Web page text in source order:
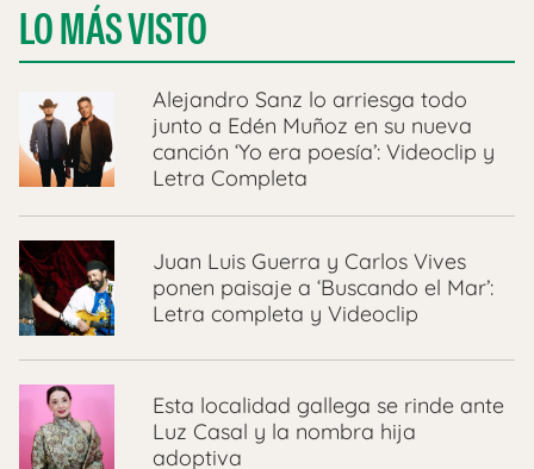
LO MÁS VISTO
Alejandro Sanz lo arriesga todo
junto a Edén Muñoz en su nueva
canción ‘Yo era poesía’: Videoclip y
Letra Completa
Juan Luis Guerra y Carlos Vives
ponen paisaje a ‘Buscando el Mar’:
Letra completa y Videoclip
Esta localidad gallega se rinde ante
Luz Casal y la nombra hija
adoptiva